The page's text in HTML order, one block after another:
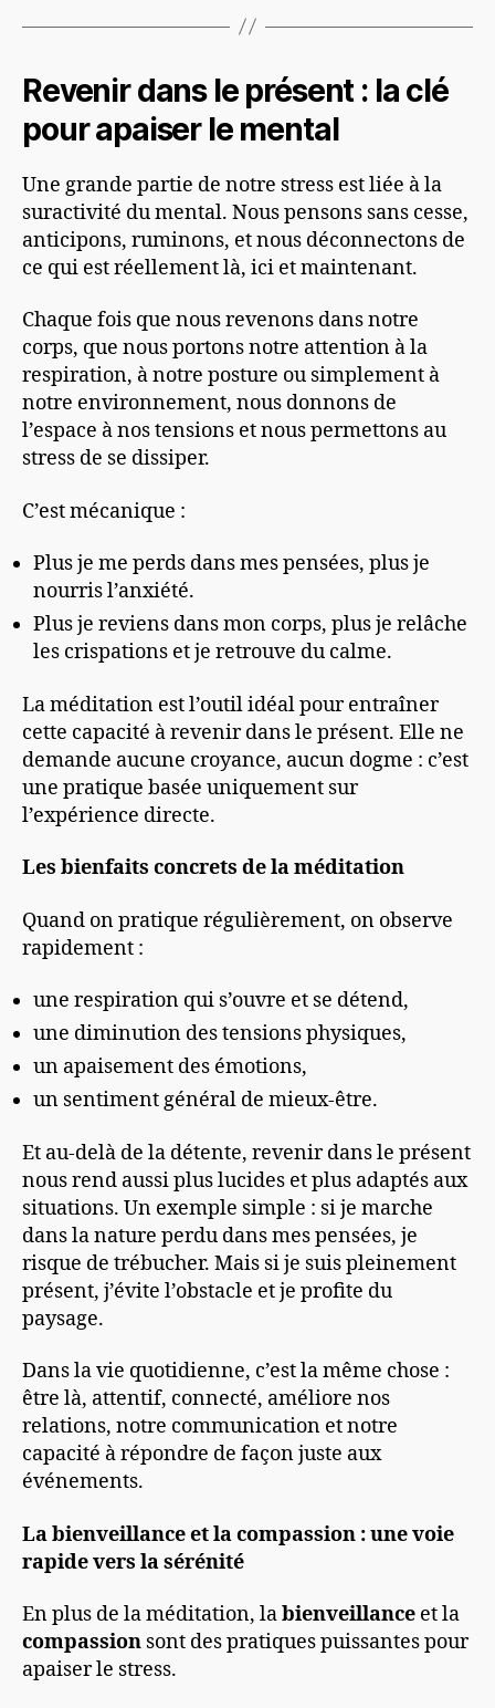
Revenir dans le présent : la clé
pour apaiser le mental
Une grande partie de notre stress est liée à la
suractivité du mental. Nous pensons sans cesse,
anticipons, ruminons, et nous déconnectons de
ce qui est réellement là, ici et maintenant.
Chaque fois que nous revenons dans notre
corps, que nous portons notre attention à la
respiration, à notre posture ou simplement à
notre environnement, nous donnons de
l’espace à nos tensions et nous permettons au
stress de se dissiper.
C’est mécanique :
Plus je me perds dans mes pensées, plus je
nourris l’anxiété.
Plus je reviens dans mon corps, plus je relâche
les crispations et je retrouve du calme.
La méditation est l’outil idéal pour entraîner
cette capacité à revenir dans le présent. Elle ne
demande aucune croyance, aucun dogme : c’est
une pratique basée uniquement sur
l’expérience directe.
Les bienfaits concrets de la méditation
Quand on pratique régulièrement, on observe
rapidement :
une respiration qui s’ouvre et se détend,
une diminution des tensions physiques,
un apaisement des émotions,
un sentiment général de mieux-être.
Et au-delà de la détente, revenir dans le présent
nous rend aussi plus lucides et plus adaptés aux
situations. Un exemple simple : si je marche
dans la nature perdu dans mes pensées, je
risque de trébucher. Mais si je suis pleinement
présent, j’évite l’obstacle et je profite du
paysage.
Dans la vie quotidienne, c’est la même chose :
être là, attentif, connecté, améliore nos
relations, notre communication et notre
capacité à répondre de façon juste aux
événements.
La bienveillance et la compassion : une voie
rapide vers la sérénité
En plus de la méditation, labienveillance et la
compassion sont des pratiques puissantes pour
apaiser le stress.